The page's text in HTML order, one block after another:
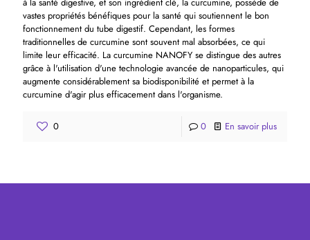
vastes propriétés bénéfiques pour la santé qui soutiennent le bon
fonctionnement du tube digestif. Cependant, les formes
traditionnelles de curcumine sont souvent mal absorbées, ce qui
limite leur efficacité. La curcumine NANOFY se distingue des autres
grâce à l'utilisation d'une technologie avancée de nanoparticules, qui
augmente considérablement sa biodisponibilité et permet à la
curcumine d'agir plus efficacement dans l'organisme.
0 0 En savoir plus